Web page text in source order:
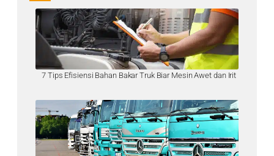
7 Tips Efisiensi Bahan Bakar Truk Biar Mesin Awet dan Irit